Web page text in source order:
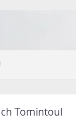
Tomintoul